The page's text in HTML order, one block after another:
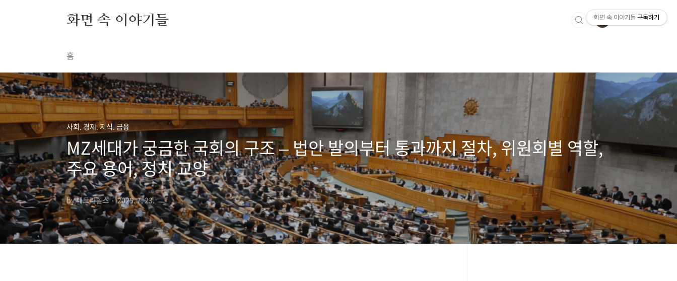
화면 속 이야기들
홈
사회. 경제. 지식. 금융
MZ세대가 궁금한 국회의 구조 – 법안 발의부터 통과까지 절차, 위원회별 역할,
주요 용어, 정치 교양
by 페트라힐스 2025. 7. 23.
화면 속 이야기들 구독하기